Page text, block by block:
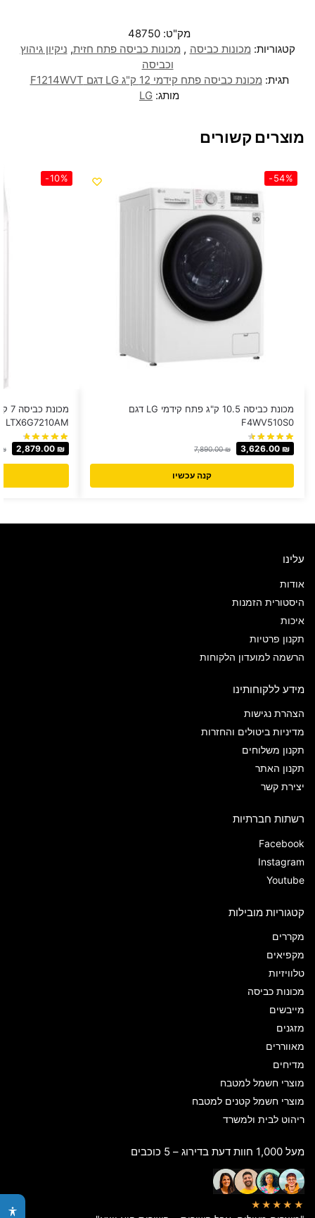
מק"ט: 48750
קטגוריות: מכונות כביסה , מכונות כביסה פתח חזית, ניקיון גיהוץ
וכביסה
תגית: מכונת כביסה ‏פתח קידמי 12 ‏ק"ג LG דגם F1214WVT
מותג: LG
מוצרים קשורים
-54%
מכונת כביסה 10.5 ק"ג פתח קידמי LG דגם
F4WV510S0
7,890.00₪ 3,626.00 ₪
קנה עכשיו
-10%
LTX6G7210AM
₪ 2,879.00 ₪
עלינו
אודות
היסטורית הזמנות
איכות
תקנון פרטיות
הרשמה למועדון הלקוחות
מידע ללקוחותינו
הצהרת נגישות
מדיניות ביטולים והחזרות
תקנון משלוחים
תקנון האתר
יצירת קשר
רשתות חברתיות
Facebook
Instagram
Youtube
קטגוריות מובילות
מקררים
מקפיאים
טלוויזיות
מכונות כביסה
מייבשים
מזגנים
מאווררים
מדיחים
מוצרי חשמל למטבח
מוצרי חשמל קטנים למטבח
ריהוט לבית ולמשרד
מעל 1,000 חוות דעת בדירוג – 5 כוכבים
★★★★★